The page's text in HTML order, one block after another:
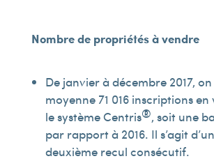
Nombre de propriétés à vendre
De janvier à décembre 2017,
moyenne 71 016 inscriptions
le système Centris®, soit une
par rapport à 2016. Il s’agit d’un
deuxième recul consécutif.